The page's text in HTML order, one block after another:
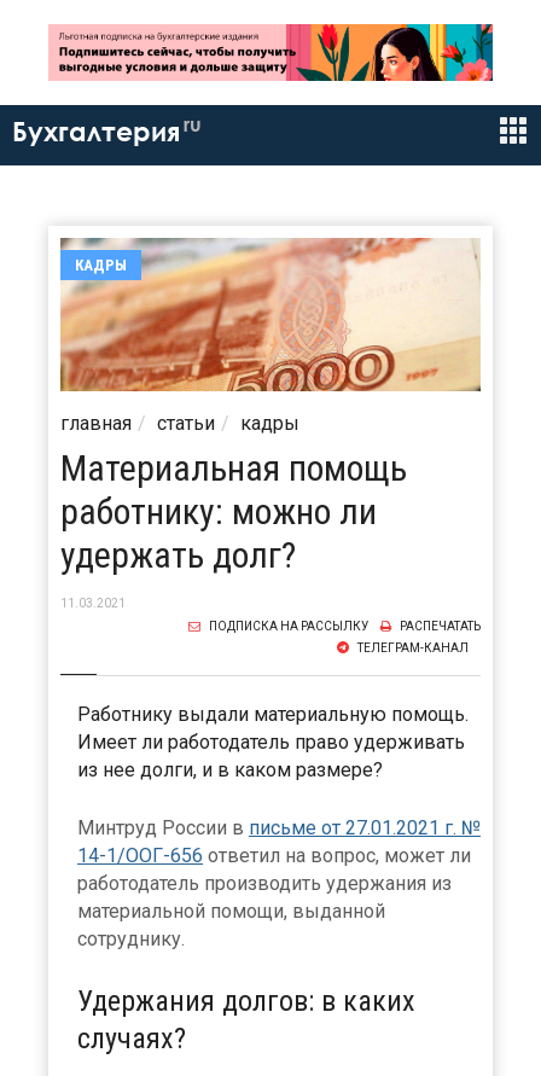
Бухгалтерия ru
КАДРЫ
главная статьи кадры
Материальная помощь
работнику: можно ли
удержать долг?
11.03.2021
РАСПЕЧАТАТЬ
ПОДПИСКА НА РАССЫЛКУ
ТЕЛЕГРАМ-КАНАЛ
Работнику выдали материальную помощь.
Имеет ли работодатель право удерживать
из нее долги, и в каком размере?
Минтруд России в письме от 27.01.2021 г. №
14-1/ООГ-656 ответил на вопрос, может ли
работодатель производить удержания из
материальной помощи, выданной
сотруднику.
Удержания долгов: в каких
случаях?